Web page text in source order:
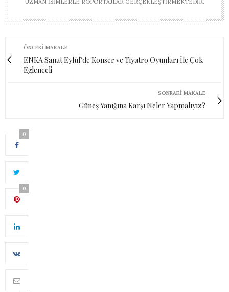
UZMAN ISIMLERLE RÖPORTAJLAR GERÇEKLEŞTIRMEKTEDIR.
ÖNCEKI MAKALE
ENKA Sanat Eylül’de Konser ve Tiyatro Oyunları İle Çok
Eğlenceli
SONRAKI MAKALE
Güneş Yanığına Karşı Neler Yapmalıyız?
0
0